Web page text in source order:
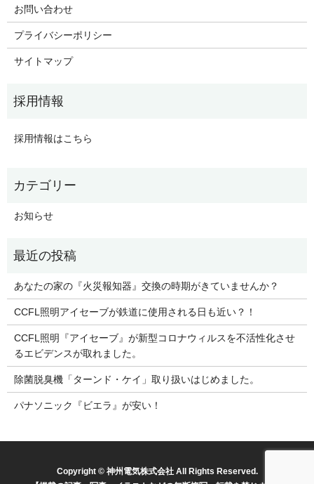
お問い合わせ
プライバシーポリシー
サイトマップ
採用情報はこちら
お知らせ
あなたの家の『火災報知器』交換の時期がきていませんか？
CCFL照明アイセーブが鉄道に使用される日も近い？！
CCFL照明『アイセーブ』が新型コロナウィルスを不活性化させ
るエビデンスが取れました。
除菌脱臭機「ターンド・ケイ」取り扱いはじめました。
パナソニック『ビエラ』が安い！
Copyright © 神州電気株式会社 All Rights Reserved.